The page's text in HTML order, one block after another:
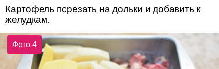
Картофель порезать на дольки и добавить к
желудкам.
Фото 4